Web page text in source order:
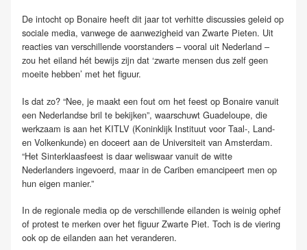
De intocht op Bonaire heeft dit jaar tot verhitte discussies geleid op
sociale media, vanwege de aanwezigheid van Zwarte Pieten. Uit
reacties van verschillende voorstanders – vooral uit Nederland –
zou het eiland hét bewijs zijn dat ‘zwarte mensen dus zelf geen
moeite hebben’ met het figuur.
Is dat zo? “Nee, je maakt een fout om het feest op Bonaire vanuit
een Nederlandse bril te bekijken”, waarschuwt Guadeloupe, die
werkzaam is aan het KITLV (Koninklijk Instituut voor Taal-, Land-
en Volkenkunde) en doceert aan de Universiteit van Amsterdam.
“Het Sinterklaasfeest is daar weliswaar vanuit de witte
Nederlanders ingevoerd, maar in de Cariben emancipeert men op
hun eigen manier.”
In de regionale media op de verschillende eilanden is weinig ophef
of protest te merken over het figuur Zwarte Piet. Toch is de viering
ook op de eilanden aan het veranderen.